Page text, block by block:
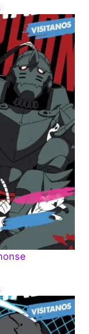
$280.00